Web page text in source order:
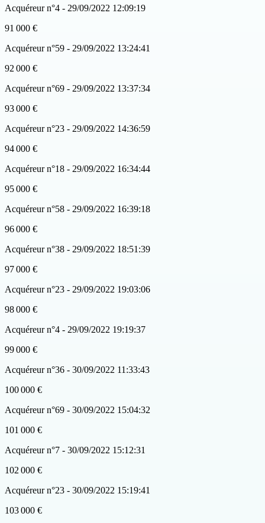
Acquéreur n°4 - 29/09/2022 12:09:19
91 000 €
Acquéreur n°59 - 29/09/2022 13:24:41
92 000 €
Acquéreur n°69 - 29/09/2022 13:37:34
93 000 €
Acquéreur n°23 - 29/09/2022 14:36:59
94 000 €
Acquéreur n°18 - 29/09/2022 16:34:44
95 000 €
Acquéreur n°58 - 29/09/2022 16:39:18
96 000 €
Acquéreur n°38 - 29/09/2022 18:51:39
97 000 €
Acquéreur n°23 - 29/09/2022 19:03:06
98 000 €
Acquéreur n°4 - 29/09/2022 19:19:37
99 000 €
Acquéreur n°36 - 30/09/2022 11:33:43
100 000 €
Acquéreur n°69 - 30/09/2022 15:04:32
101 000 €
Acquéreur n°7 - 30/09/2022 15:12:31
102 000 €
Acquéreur n°23 - 30/09/2022 15:19:41
103 000 €